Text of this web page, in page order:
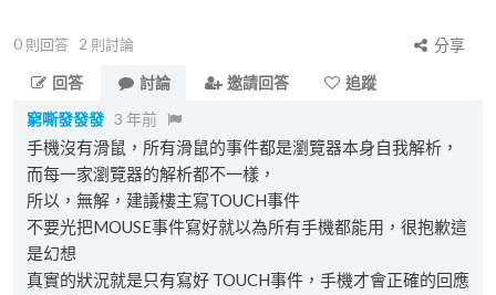
0 則回答 2 則討論
分享
回答
討論 邀請回答
追蹤
窮嘶發發發 3 年前
手機沒有滑鼠，所有滑鼠的事件都是瀏覽器本身自我解析，
而每一家瀏覽器的解析都不一樣，
所以，無解，建議樓主寫TOUCH事件
不要光把MOUSE事件寫好就以為所有手機都能用，很抱歉這
是幻想
真實的狀況就是只有寫好 TOUCH事件，手機才會正確的回應